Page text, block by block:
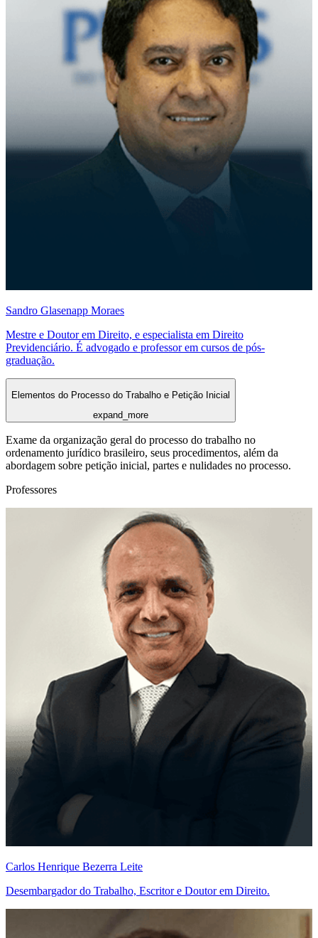
Sandro Glasenapp Moraes
Mestre e Doutor em Direito, e especialista em Direito
Previdenciário. É advogado e professor em cursos de pós-
graduação.
Elementos do Processo do Trabalho e Petição Inicial
expand_more
Exame da organização geral do processo do trabalho no
ordenamento jurídico brasileiro, seus procedimentos, além da
abordagem sobre petição inicial, partes e nulidades no processo.
Professores
Carlos Henrique Bezerra Leite
Desembargador do Trabalho, Escritor e Doutor em Direito.